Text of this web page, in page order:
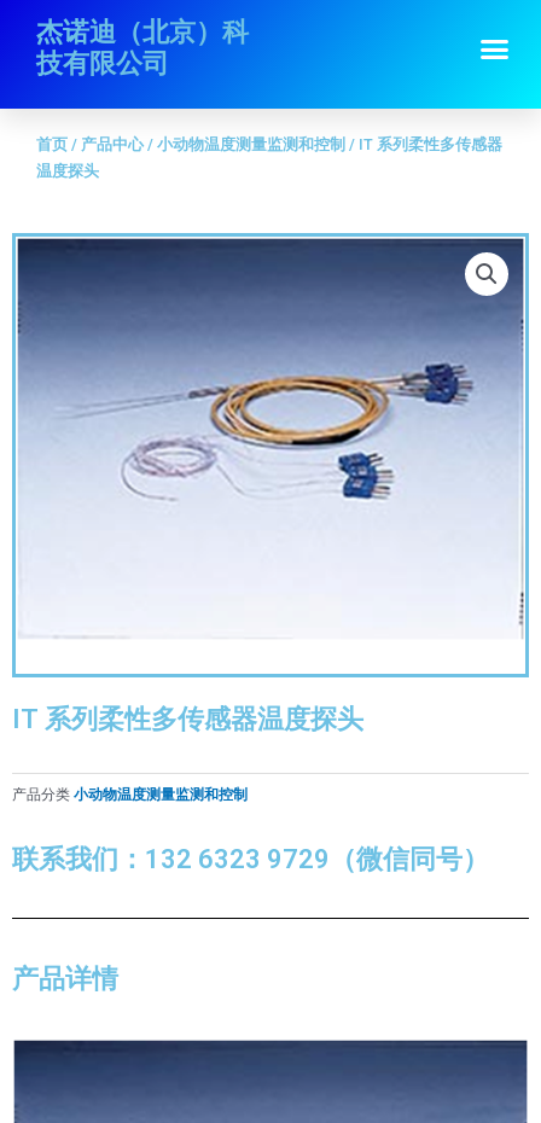
杰诺迪（北京）科
技有限公司
首页/产品中心 小动物温度测量监测和控制
首页 / 产品中心/ 小动物温度测量监测和控制 / IT 系列柔性多传感器
温度探头
IT 系列柔性多传感器温度探头
产品分类 小动物温度测量监测和控制
联系我们：132 6323 9729（微信同号）
产品详情